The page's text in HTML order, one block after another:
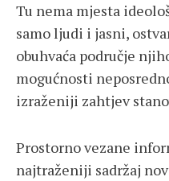
Tu nema mjesta
samo ljudi i jasni,
obuhvaća područje
mogućnosti
izraženiji zahtjev
Prostorno vezane
najtraženiji sadržaj